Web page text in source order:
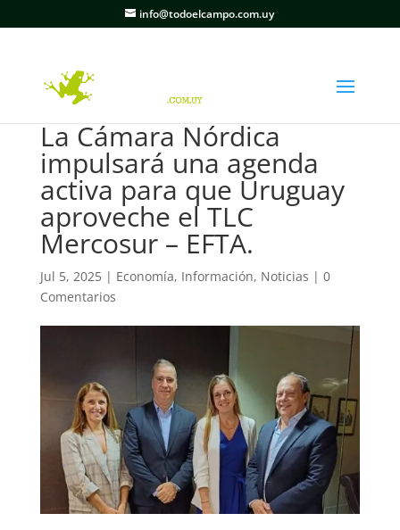
info@todoelcampo.com.uy
La Cámara Nórdica
impulsará una agenda
activa para que Uruguay
aproveche el TLC
Mercosur – EFTA.
Jul 5, 2025| Economía, Información, Noticias | 0
Comentarios